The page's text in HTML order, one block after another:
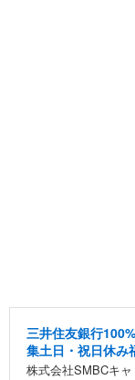
三井住友銀行
集土日・祝日休み
株式会社SMBCキャ